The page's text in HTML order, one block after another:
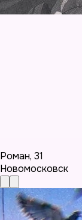
Роман, 31
Новомосковск